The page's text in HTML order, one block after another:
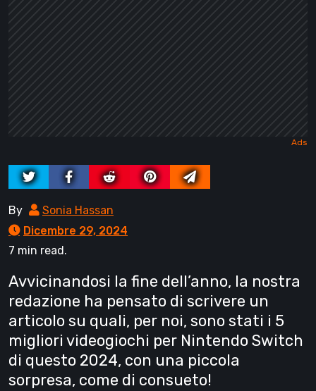
By
Sonia Hassan
Dicembre 29, 2024
7 min read.
Avvicinandosi la fine dell’anno, la nostra
redazione ha pensato di scrivere un
articolo su quali, per noi, sono stati i 5
migliori videogiochi per Nintendo Switch
di questo 2024, con una piccola
sorpresa, come di consueto!